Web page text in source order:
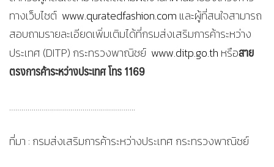
ทางเว็บไซต์ www.quratedfashion.com และผู้ที่สนใจสามารถ
สอบถามรายละเอียดเพิ่มเติมได้ที่กรมส่งเสริมการค้าระหว่าง
ประเทศ (DITP) กระทรวงพาณิชย์ www.ditp.go.th หรือสาย
ตรงการค้าระหว่างประเทศ โทร 1169
……………………………………………………..
ที่มา : กรมส่งเสริมการค้าระหว่างประเทศ กระทรวงพาณิชย์